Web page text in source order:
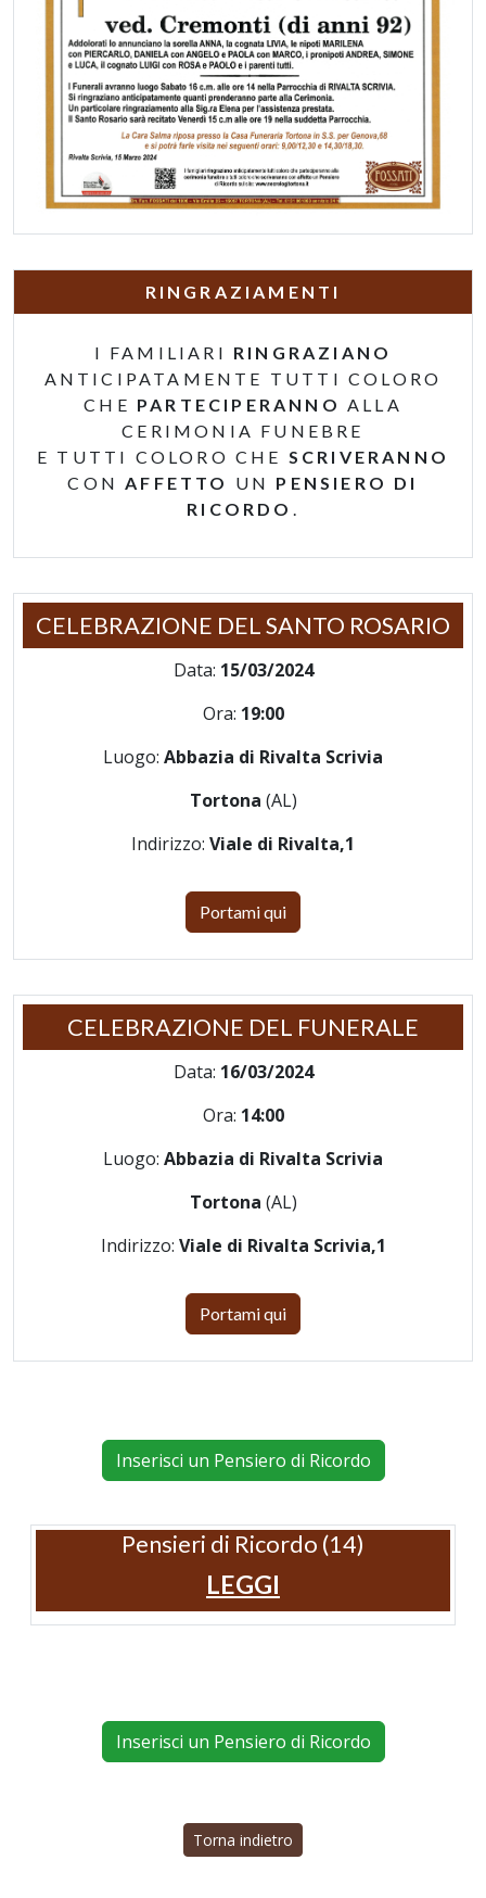
RINGRAZIAMENTI
I FAMILIARI RINGRAZIANO
ANTICIPATAMENTE TUTTI COLORO
CHE PARTECIPERANNO ALLA
CERIMONIA FUNEBRE
E TUTTI COLORO CHE SCRIVERANNO
CONAFFETTO UN PENSIERO DI
RICORDO .
CELEBRAZIONE DEL SANTO ROSARIO
Data: 15/03/2024
Ora: 19:00
Luogo: Abbazia di Rivalta Scrivia
Tortona (AL)
Indirizzo: Viale di Rivalta,1
Portami qui
CELEBRAZIONE DEL FUNERALE
Data: 16/03/2024
Ora: 14:00
Luogo: Abbazia di Rivalta Scrivia
Tortona (AL)
Indirizzo: Viale di Rivalta Scrivia,1
Portami qui
Inserisci un Pensiero di Ricordo
Pensieri di Ricordo (14)
LEGGI
Inserisci un Pensiero di Ricordo
Torna indietro